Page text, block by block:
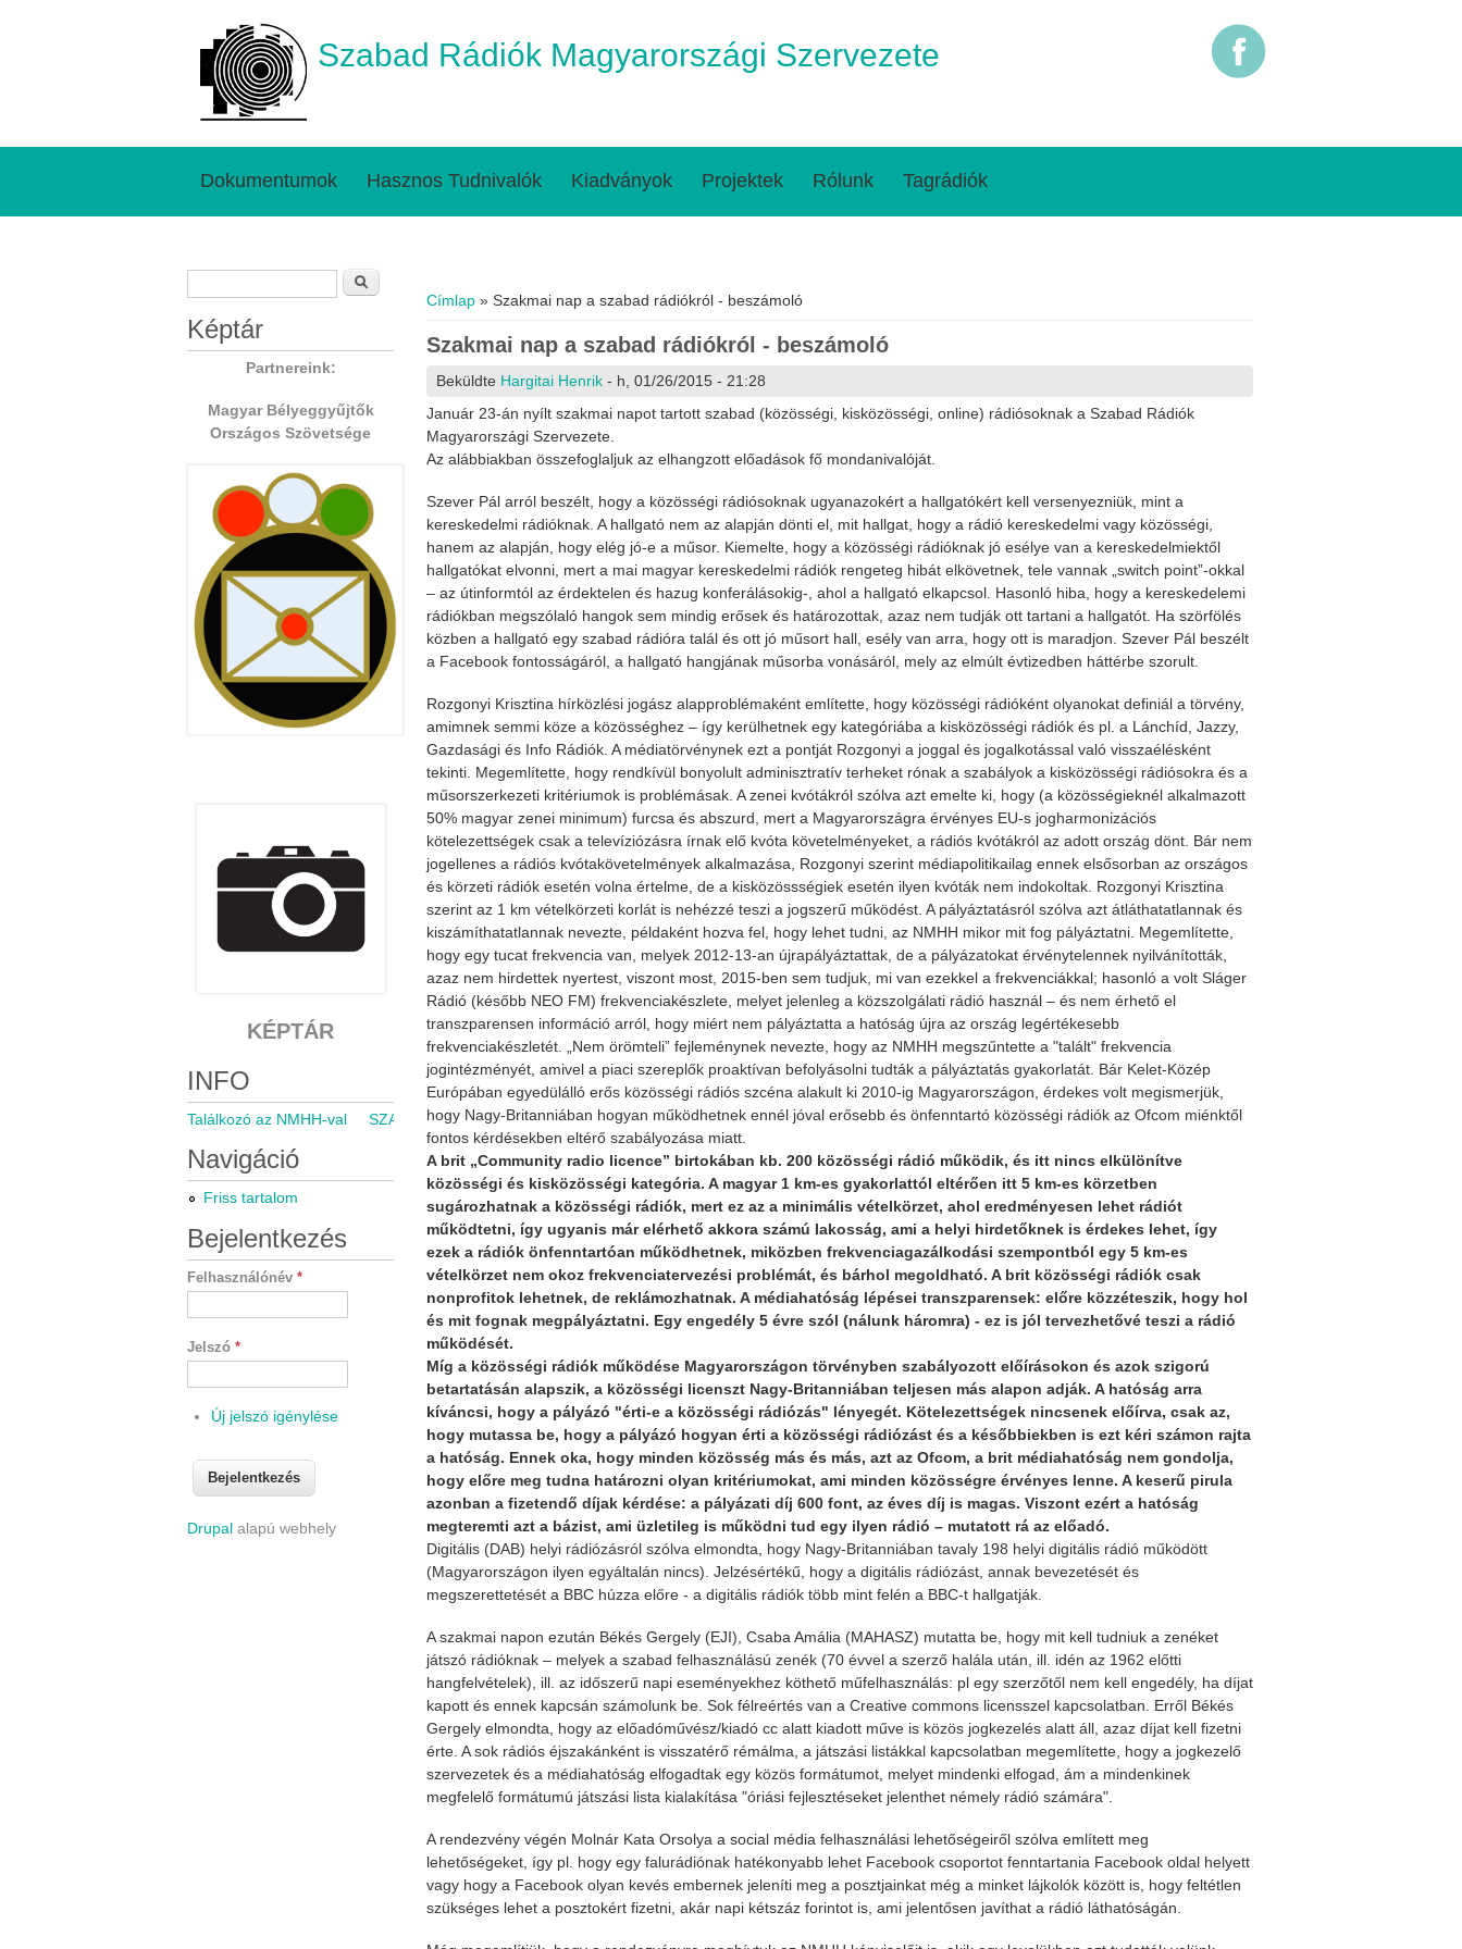
Szabad Rádiók Magyarországi Szervezete
Dokumentumok Hasznos Tudnivalók Kiadványok Projektek Rólunk Tagrádiók
Címlap » Szakmai nap a szabad rádiókról - beszámoló
Szakmai nap a szabad rádiókról - beszámoló
Beküldte Hargitai Henrik - h, 01/26/2015 - 21:28
Január 23-án nyílt szakmai napot tartott szabad (közösségi, kisközösségi, online) rádiósoknak a Szabad Rádiók
Magyarországi Szervezete.
Az alábbiakban összefoglaljuk az elhangzott előadások fő mondanivalóját.
Szever Pál arról beszélt, hogy a közösségi rádiósoknak ugyanazokért a hallgatókért kell versenyezniük, mint a
kereskedelmi rádióknak. A hallgató nem az alapján dönti el, mit hallgat, hogy a rádió kereskedelmi vagy közösségi,
hanem az alapján, hogy elég jó-e a műsor. Kiemelte, hogy a közösségi rádióknak jó esélye van a kereskedelmiektől
hallgatókat elvonni, mert a mai magyar kereskedelmi rádiók rengeteg hibát elkövetnek, tele vannak „switch point”-okkal
– az útinformtól az érdektelen és hazug konferálásokig-, ahol a hallgató elkapcsol. Hasonló hiba, hogy a kereskedelemi
rádiókban megszólaló hangok sem mindig erősek és határozottak, azaz nem tudják ott tartani a hallgatót. Ha szörfölés
közben a hallgató egy szabad rádióra talál és ott jó műsort hall, esély van arra, hogy ott is maradjon. Szever Pál beszélt
a Facebook fontosságáról, a hallgató hangjának műsorba vonásáról, mely az elmúlt évtizedben háttérbe szorult.
Rozgonyi Krisztina hírközlési jogász alapproblémaként említette, hogy közösségi rádióként olyanokat definiál a törvény,
amimnek semmi köze a közösséghez – így kerülhetnek egy kategóriába a kisközösségi rádiók és pl. a Lánchíd, Jazzy,
Gazdasági és Info Rádiók. A médiatörvénynek ezt a pontját Rozgonyi a joggal és jogalkotással való visszaélésként
tekinti. Megemlítette, hogy rendkívül bonyolult adminisztratív terheket rónak a szabályok a kisközösségi rádiósokra és a
műsorszerkezeti kritériumok is problémásak. A zenei kvótákról szólva azt emelte ki, hogy (a közösségieknél alkalmazott
50% magyar zenei minimum) furcsa és abszurd, mert a Magyarországra érvényes EU-s jogharmonizációs
kötelezettségek csak a televíziózásra írnak elő kvóta követelményeket, a rádiós kvótákról az adott ország dönt. Bár nem
jogellenes a rádiós kvótakövetelmények alkalmazása, Rozgonyi szerint médiapolitikailag ennek elsősorban az országos
és körzeti rádiók esetén volna értelme, de a kisközössségiek esetén ilyen kvóták nem indokoltak. Rozgonyi Krisztina
szerint az 1 km vételkörzeti korlát is nehézzé teszi a jogszerű működést. A pályáztatásról szólva azt átláthatatlannak és
kiszámíthatatlannak nevezte, példaként hozva fel, hogy lehet tudni, az NMHH mikor mit fog pályáztatni. Megemlítette,
hogy egy tucat frekvencia van, melyek 2012-13-an újrapályáztattak, de a pályázatokat érvénytelennek nyilvánították,
azaz nem hirdettek nyertest, viszont most, 2015-ben sem tudjuk, mi van ezekkel a frekvenciákkal; hasonló a volt Sláger
Rádió (később NEO FM) frekvenciakészlete, melyet jelenleg a közszolgálati rádió használ – és nem érhető el
transzparensen információ arról, hogy miért nem pályáztatta a hatóság újra az ország legértékesebb
frekvenciakészletét. „Nem örömteli” fejleménynek nevezte, hogy az NMHH megszűntette a "talált" frekvencia
jogintézményét, amivel a piaci szereplők proaktívan befolyásolni tudták a pályáztatás gyakorlatát. Bár Kelet-Közép
Európában egyedülálló erős közösségi rádiós szcéna alakult ki 2010-ig Magyarországon, érdekes volt megismerjük,
hogy Nagy-Britanniában hogyan működhetnek ennél jóval erősebb és önfenntartó közösségi rádiók az Ofcom miénktől
fontos kérdésekben eltérő szabályozása miatt.
A brit „Community radio licence” birtokában kb. 200 közösségi rádió működik, és itt nincs elkülönítve
közösségi és kisközösségi kategória. A magyar 1 km-es gyakorlattól eltérően itt 5 km-es körzetben
sugározhatnak a közösségi rádiók, mert ez az a minimális vételkörzet, ahol eredményesen lehet rádiót
működtetni, így ugyanis már elérhető akkora számú lakosság, ami a helyi hirdetőknek is érdekes lehet, így
ezek a rádiók önfenntartóan működhetnek, miközben frekvenciagazálkodási szempontból egy 5 km-es
vételkörzet nem okoz frekvenciatervezési problémát, és bárhol megoldható. A brit közösségi rádiók csak
nonprofitok lehetnek, de reklámozhatnak. A médiahatóság lépései transzparensek: előre közzéteszik, hogy hol
és mit fognak megpályáztatni. Egy engedély 5 évre szól (nálunk háromra) - ez is jól tervezhetővé teszi a rádió
működését.
Míg a közösségi rádiók működése Magyarországon törvényben szabályozott előírásokon és azok szigorú
betartatásán alapszik, a közösségi licenszt Nagy-Britanniában teljesen más alapon adják. A hatóság arra
kíváncsi, hogy a pályázó "érti-e a közösségi rádiózás" lényegét. Kötelezettségek nincsenek előírva, csak az,
hogy mutassa be, hogy a pályázó hogyan érti a közösségi rádiózást és a későbbiekben is ezt kéri számon rajta
a hatóság. Ennek oka, hogy minden közösség más és más, azt az Ofcom, a brit médiahatóság nem gondolja,
hogy előre meg tudna határozni olyan kritériumokat, ami minden közösségre érvényes lenne. A keserű pirula
azonban a fizetendő díjak kérdése: a pályázati díj 600 font, az éves díj is magas. Viszont ezért a hatóság
megteremti azt a bázist, ami üzletileg is működni tud egy ilyen rádió – mutatott rá az előadó.
Digitális (DAB) helyi rádiózásról szólva elmondta, hogy Nagy-Britanniában tavaly 198 helyi digitális rádió működött
(Magyarországon ilyen egyáltalán nincs). Jelzésértékű, hogy a digitális rádiózást, annak bevezetését és
megszerettetését a BBC húzza előre - a digitális rádiók több mint felén a BBC-t hallgatják.
A szakmai napon ezután Békés Gergely (EJI), Csaba Amália (MAHASZ) mutatta be, hogy mit kell tudniuk a zenéket
játszó rádióknak – melyek a szabad felhasználású zenék (70 évvel a szerző halála után, ill. idén az 1962 előtti
hangfelvételek), ill. az időszerű napi eseményekhez köthető műfelhasználás: pl egy szerzőtől nem kell engedély, ha díjat
kapott és ennek kapcsán számolunk be. Sok félreértés van a Creative commons licensszel kapcsolatban. Erről Békés
Gergely elmondta, hogy az előadóművész/kiadó cc alatt kiadott műve is közös jogkezelés alatt áll, azaz díjat kell fizetni
érte. A sok rádiós éjszakánként is visszatérő rémálma, a játszási listákkal kapcsolatban megemlítette, hogy a jogkezelő
szervezetek és a médiahatóság elfogadtak egy közös formátumot, melyet mindenki elfogad, ám a mindenkinek
megfelelő formátumú játszási lista kialakítása "óriási fejlesztéseket jelenthet némely rádió számára".
A rendezvény végén Molnár Kata Orsolya a social média felhasználási lehetőségeiről szólva említett meg
lehetőségeket, így pl. hogy egy falurádiónak hatékonyabb lehet Facebook csoportot fenntartania Facebook oldal helyett
vagy hogy a Facebook olyan kevés embernek jeleníti meg a posztjainkat még a minket lájkolók között is, hogy feltétlen
szükséges lehet a posztokért fizetni, akár napi kétszáz forintot is, ami jelentősen javíthat a rádió láthatóságán.
Keresés űrlap
Képtár
Partnereink:
Magyar Bélyeggyűjtők
Országos Szövetsége
KÉPTÁR
INFO
Találkozó az NMHH-val SZARÁMA közgyűlés 2021.11.05. Riport a Civil Rádióban Meghívó közgyülésre Közgyülés meghívó SMART rádiós képzés
Navigáció
Friss tartalom
Bejelentkezés
Felhasználónév *
Jelszó *
Új jelszó igénylése
Drupal alapú webhely